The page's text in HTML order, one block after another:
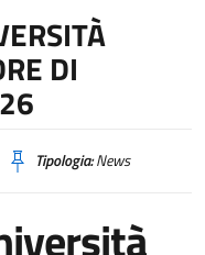
DI
Tipologia:News